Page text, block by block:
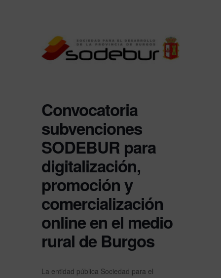
Convocatoria
subvenciones
SODEBUR para
digitalización,
promoción y
comercialización
online en el medio
rural de Burgos
La entidad pública Sociedad para el